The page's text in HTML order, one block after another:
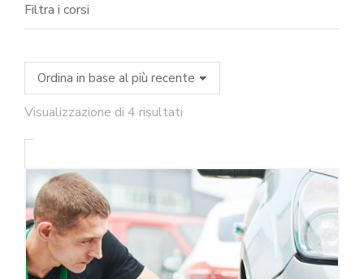
Filtra i corsi
Visualizzazione di 4 risultati